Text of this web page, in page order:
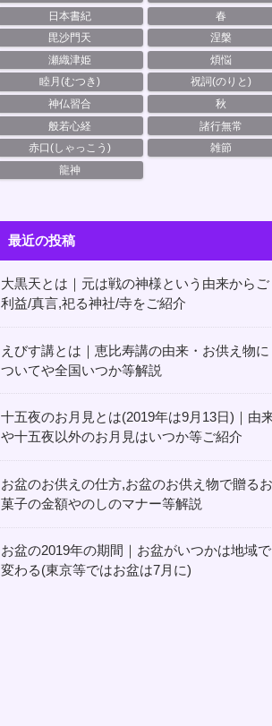
日本書紀
春
毘沙門天
涅槃
瀬織津姫
煩悩
睦月(むつき)
祝詞(のりと)
神仏習合
秋
般若心経
諸行無常
赤口(しゃっこう)
雑節
龍神
最近の投稿
大黒天とは｜元は戦の神様という由来からご
利益/真言,祀る神社/寺をご紹介
えびす講とは｜恵比寿講の由来・お供え物に
ついてや全国いつか等解説
十五夜のお月見とは(2019年は9月13日)｜由
や十五夜以外のお月見はいつか等ご紹介
お盆のお供えの仕方,お盆のお供え物で贈るお
菓子の金額やのしのマナー等解説
お盆の2019年の期間｜お盆がいつかは地域で
変わる(東京等ではお盆は7月に)